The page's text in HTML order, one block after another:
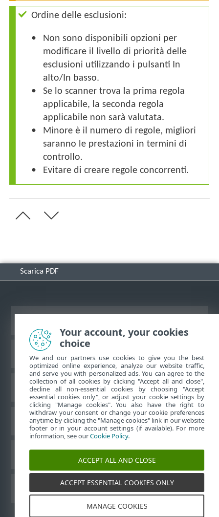
Ordine delle esclusioni:
Non sono disponibili opzioni per
modificare il livello di priorità delle
esclusioni utilizzando i pulsanti In
alto/In basso.
Se lo scanner trova la prima regola
applicabile, la seconda regola
applicabile non sarà valutata.
Minore è il numero di regole, migliori
saranno le prestazioni in termini di
controllo.
Evitare di creare regole concorrenti.
Scarica PDF
ESET Knowledge Base
Forum ESET
Supporto regionale
Guide per l’utente ESET
Your account, your cookies
choice
We and our partners use cookies to give you the best
optimized online experience, analyze our website traffic,
and serve you with personalized ads. You can agree to the
collection of all cookies by clicking "Accept all and close",
decline all non-essential cookies by choosing "Accept
essential cookies only", or adjust your cookie settings by
clicking "Manage cookies". You also have the right to
withdraw your consent or change your cookie preferences
anytime by clicking the "Manage cookies" link in our website
footer or in your account settings (if available). For more
information, see ourCookie Policy.
ACCEPT ALL AND CLOSE
ACCEPT ESSENTIAL COOKIES ONLY
MANAGE COOKIES